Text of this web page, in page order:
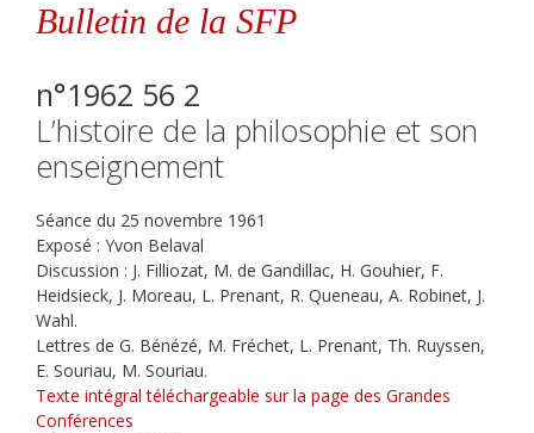
Bulletin de la SFP
n°1962 56 2
L’histoire de la philosophie et son
enseignement
Séance du 25 novembre 1961
Exposé : Yvon Belaval
Discussion : J. Filliozat, M. de Gandillac, H. Gouhier, F.
Heidsieck, J. Moreau, L. Prenant, R. Queneau, A. Robinet, J.
Wahl.
Lettres de G. Bénézé, M. Fréchet, L. Prenant, Th. Ruyssen,
E. Souriau, M. Souriau.
Texte intégral téléchargeable sur la page des Grandes
Conférences